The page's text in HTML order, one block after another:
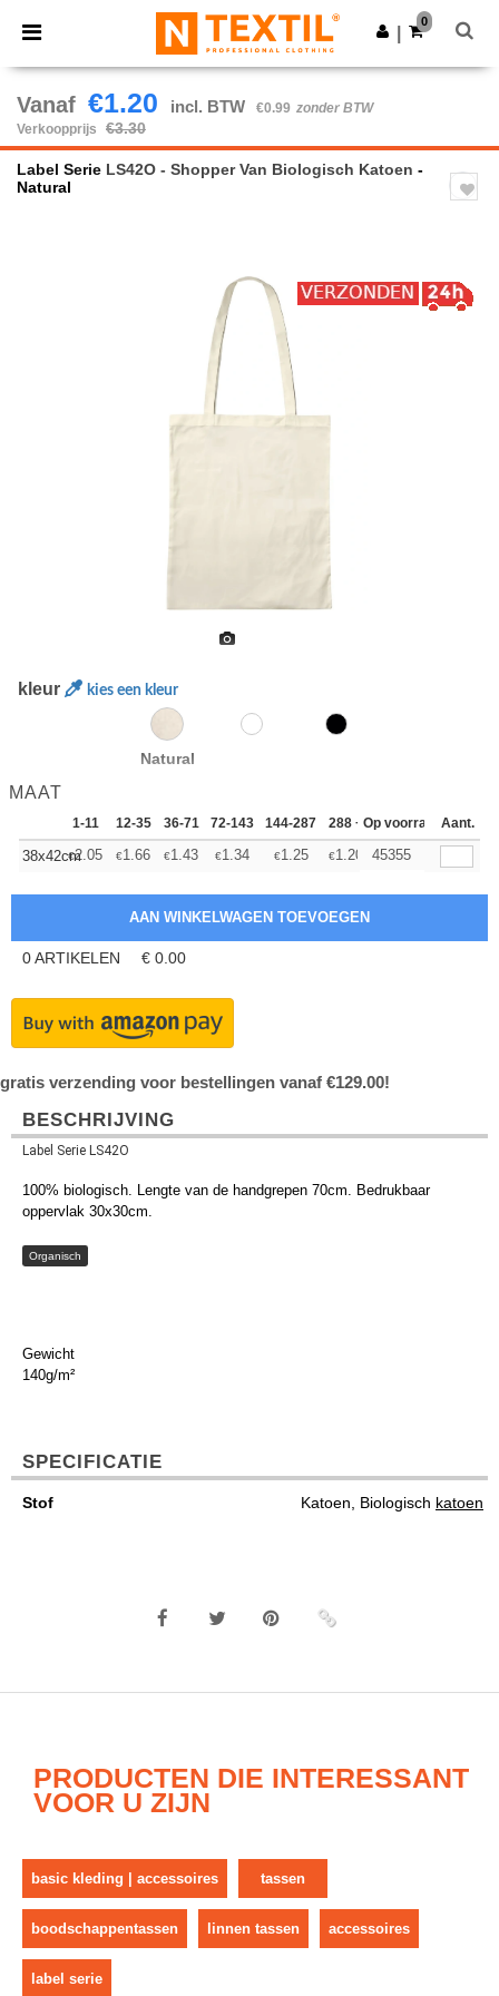
× Ntextil-app
Betere prijzen in de app!
Download app
0
Vanaf €1.20 incl. BTW €0.99 zonder BTW
Verkoopprijs
€3.30
Label Serie LS42O - Shopper Van Biologisch Katoen -
Natural
kleur kies een kleur
Natural
MAAT
1-11 12-35 36-71 72-143 144-287 288 + Meer
Op voorraadAant.
38x42cm
€2.05 €1.66 €1.43 €1.34 €1.25 €1.20 +
45355
0ARTIKELEN € 0.00
gratis verzending voor bestellingen vanaf €129.00!
BESCHRIJVING
Label Serie LS42O
100% biologisch. Lengte van de handgrepen 70cm. Bedrukbaar
oppervlak 30x30cm.
Organisch
Gewicht
140g/m²
SPECIFICATIE
Stof Katoen, Biologisch katoen
PRODUCTEN DIE INTERESSANT
VOOR U ZIJN
basic kleding | accessoires tassen
boodschappentassen linnen tassen accessoires
label serie